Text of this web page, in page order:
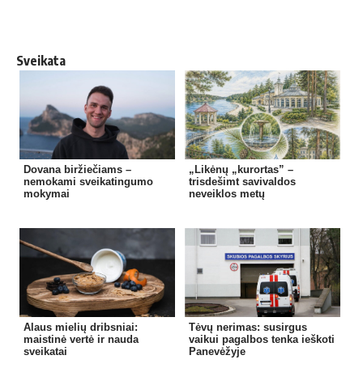
Sveikata
Dovana biržiečiams –
nemokami sveikatingumo
mokymai
„Likėnų „kurortas” –
trisdešimt savivaldos
neveiklos metų
Alaus mielių dribsniai:
maistinė vertė ir nauda
sveikatai
Tėvų nerimas: susirgus
vaikui pagalbos tenka ieškoti
Panevėžyje